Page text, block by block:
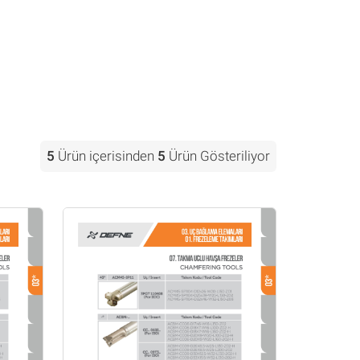
5 Ürün içerisinden 5 Ürün Gösteriliyor